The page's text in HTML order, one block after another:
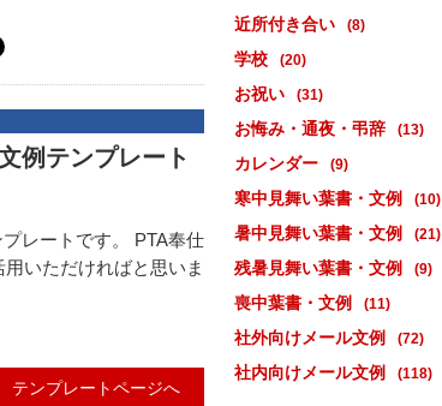
例テンプレート
レートです。 PTA奉仕
いただければと思いま
テンプレートページへ
近所付き合い (8)
学校 (20)
お祝い (31)
お悔み・通夜・弔辞 (13)
カレンダー (9)
寒中見舞い葉書・文例 (10)
暑中見舞い葉書・文例 (21)
残暑見舞い葉書・文例 (9)
喪中葉書・文例 (11)
社外向けメール文例 (72)
社内向けメール文例 (118)